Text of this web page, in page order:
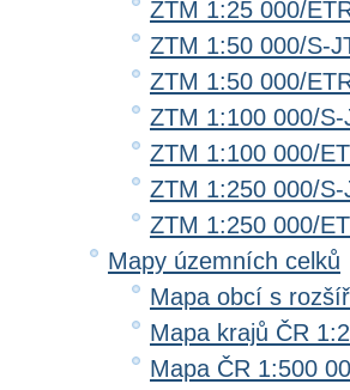
ZTM 1:25 000/
ZTM 1:50 000/S-
ZTM 1:50 000/
ZTM 1:100 000/S-
ZTM 1:100 000/
ZTM 1:250 000/S-
ZTM 1:250 000/
Mapy územních celků
Mapa obcí s
Mapa krajů ČR
Mapa ČR 1:500